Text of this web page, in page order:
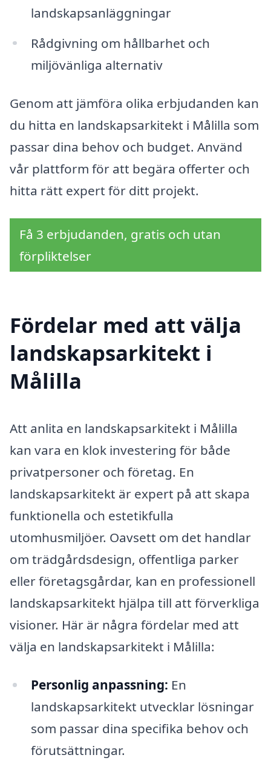
landskapsanläggningar
Rådgivning om hållbarhet och
miljövänliga alternativ
Genom att jämföra olika erbjudanden kan
du hitta en landskapsarkitekt i Målilla som
passar dina behov och budget. Använd
vår plattform för att begära offerter och
hitta rätt expert för ditt projekt.
Få 3 erbjudanden, gratis och utan
förpliktelser
Fördelar med att välja
landskapsarkitekt i
Målilla
Att anlita en landskapsarkitekt i Målilla
kan vara en klok investering för både
privatpersoner och företag. En
landskapsarkitekt är expert på att skapa
funktionella och estetikfulla
utomhusmiljöer. Oavsett om det handlar
om trädgårdsdesign, offentliga parker
eller företagsgårdar, kan en professionell
landskapsarkitekt hjälpa till att förverkliga
visioner. Här är några fördelar med att
välja en landskapsarkitekt i Målilla:
Personlig anpassning: En
landskapsarkitekt utvecklar lösningar
som passar dina specifika behov och
förutsättningar.